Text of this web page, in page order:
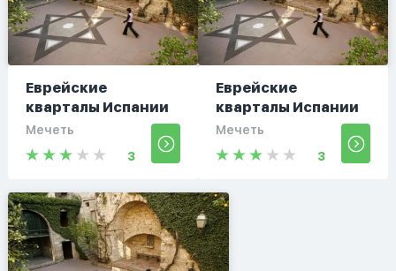
Еврейские
кварталы Испании
Мечеть
3
Еврейские
кварталы Испании
Мечеть
3